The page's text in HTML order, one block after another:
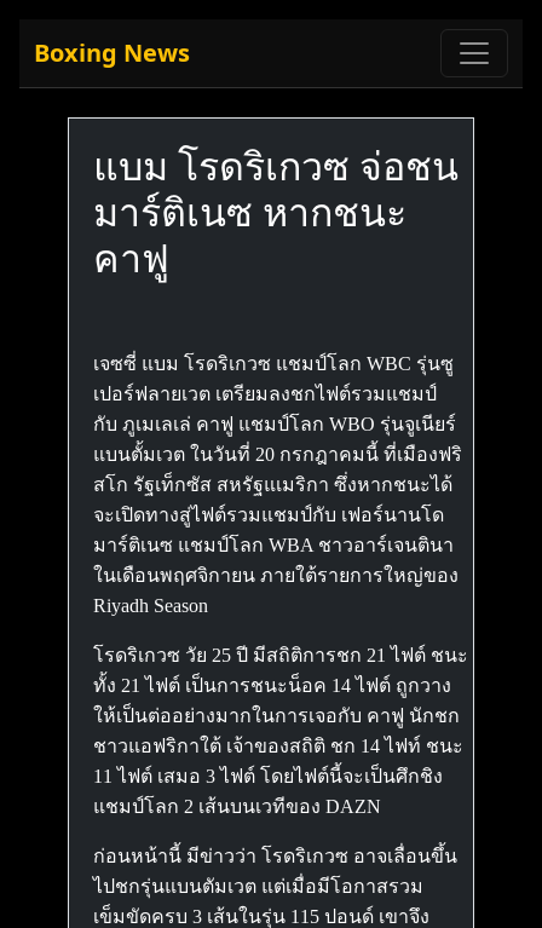
Boxing News
แบม โรดริเกวซ จ่อชน
มาร์ติเนซ หากชนะ
คาฟู
เจซซี่ แบม โรดริเกวซ แชมป์โลก WBC รุ่นซู
เปอร์ฟลายเวต เตรียมลงชกไฟต์รวมแชมป์
กับ ภูเมเลเล่ คาฟู แชมป์โลก WBO รุ่นจูเนียร์
แบนตั้มเวต ในวันที่ 20 กรกฎาคมนี้ ที่เมืองฟริ
สโก รัฐเท็กซัส สหรัฐแเมริกา ซึ่งหากชนะได้
จะเปิดทางสู่ไฟต์รวมแชมป์กับ เฟอร์นานโด
มาร์ติเนซ แชมป์โลก WBA ชาวอาร์เจนตินา
ในเดือนพฤศจิกายน ภายใต้รายการใหญ่ของ
Riyadh Season
โรดริเกวซ วัย 25 ปี มีสถิติการชก 21 ไฟต์ ชนะ
ทั้ง 21 ไฟต์ เป็นการชนะน็อค 14 ไฟต์ ถูกวาง
ให้เป็นต่ออย่างมากในการเจอกับ คาฟู นักชก
ชาวแอฟริกาใต้ เจ้าของสถิติ ชก 14 ไฟท์ ชนะ
11 ไฟต์ เสมอ 3 ไฟต์ โดยไฟต์นี้จะเป็นศึกชิง
แชมป์โลก 2 เส้นบนเวทีของ DAZN
ก่อนหน้านี้ มีข่าวว่า โรดริเกวซ อาจเลื่อนขึ้น
ไปชกรุ่นแบนตัมเวต แต่เมื่อมีโอกาสรวม
เข็มขัดครบ 3 เส้นในรุ่น 115 ปอนด์ เขาจึง